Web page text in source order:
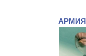
АРМИЯ